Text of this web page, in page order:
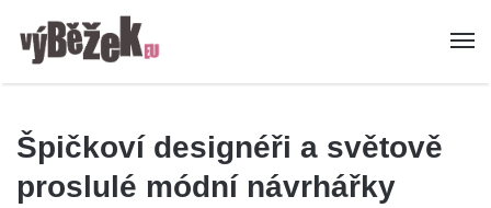
Špičkoví designéři a světově
proslulé módní návrhářky